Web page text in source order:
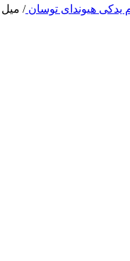
یدکی هیوندای توسان/